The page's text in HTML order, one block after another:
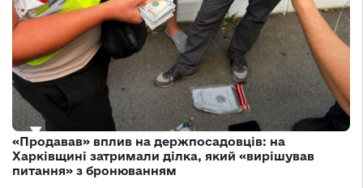
«Продавав» вплив на держпосадовців: на
Харківщині затримали ділка, який «вирішував
питання» з бронюванням